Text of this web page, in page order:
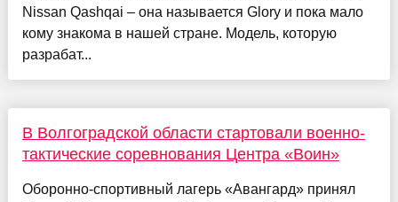
Nissan Qashqai – она называется Glory и пока мало
кому знакома в нашей стране. Модель, которую
разрабат...
В Волгоградской области стартовали военно-
тактические соревнования Центра «Воин»
Оборонно-спортивный лагерь «Авангард» принял